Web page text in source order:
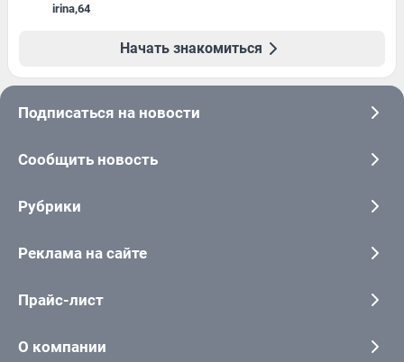
irina,64
Начать знакомиться
Подписаться на новости
Сообщить новость
Рубрики
Реклама на сайте
Прайс-лист
О компании